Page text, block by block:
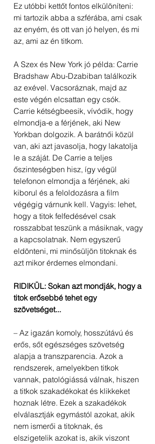
Ez utóbbi kettőt fontos elkülöníteni:
mi tartozik abba a szférába, ami csak
az enyém, és ott van jó helyen, és mi
az, ami az én titkom.
A Szex és New York jó példa: Carrie
Bradshaw Abu-Dzabiban találkozik
az exével. Vacsoráznak, majd az
este végén elcsattan egy csók.
Carrie kétségbeesik, vívódik, hogy
elmondja-e a férjének, aki New
Yorkban dolgozik. A barátnői közül
van, aki azt javasolja, hogy lakatolja
le a száját. De Carrie a teljes
őszinteségben hisz, így végül
telefonon elmondja a férjének, aki
kiborul és a feloldozásra a film
végégig várnunk kell. Vagyis: lehet,
hogy a titok felfedésével csak
rosszabbat teszünk a másiknak, vagy
a kapcsolatnak.​ Nem egyszerű
eldönteni, mi minősüljön titoknak és
azt mikor érdemes elmondani.
RIDIKÜL: Sokan azt mondják, hogy a
titok erősebbé tehet egy
szövetséget...
– Az igazán komoly, hosszútávú és
erős, sőt egészséges szövetség
alapja a transzparencia. Azok a
rendszerek, amelyekben titkok
vannak, patológiássá válnak, hiszen
a titkok szakadékokat és klikkeket
hoznak létre. Ezek a szakadékok
elválasztják egymástól azokat, akik
nem ismerői a titoknak, és
elszigetelik azokat is, akik viszont